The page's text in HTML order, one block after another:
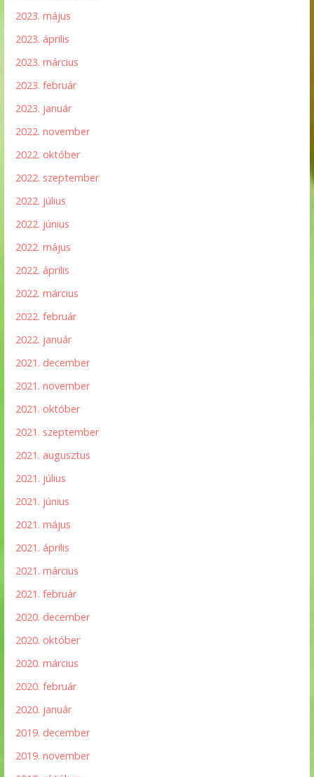
2023. május
2023. április
2023. március
2023. február
2023. január
2022. november
2022. október
2022. szeptember
2022. július
2022. június
2022. május
2022. április
2022. március
2022. február
2022. január
2021. december
2021. november
2021. október
2021. szeptember
2021. augusztus
2021. július
2021. június
2021. május
2021. április
2021. március
2021. február
2020. december
2020. október
2020. március
2020. február
2020. január
2019. december
2019. november